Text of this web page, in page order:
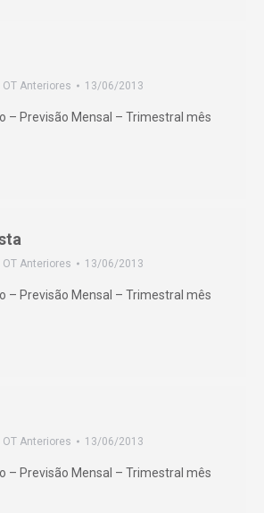
OT Anteriores 13/06/2013
– Previsão Mensal – Trimestral mês
OT Anteriores 13/06/2013
– Previsão Mensal – Trimestral mês
OT Anteriores 13/06/2013
– Previsão Mensal – Trimestral mês